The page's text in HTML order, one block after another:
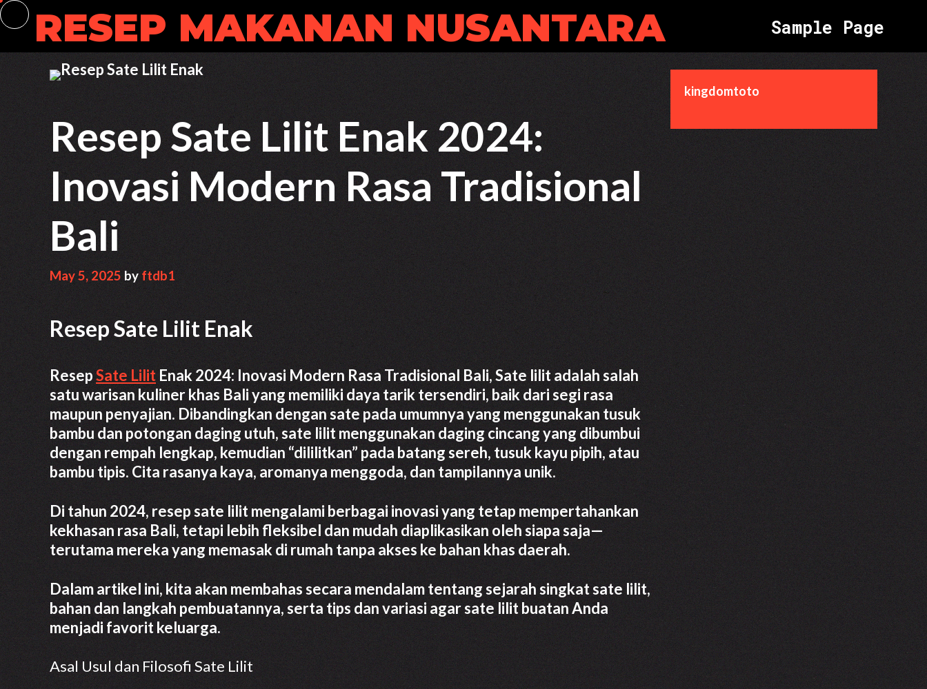
Skip
to
contentRESEP MAKANAN NUSANTARA Sample Page
Resep Sate Lilit Enak 2024:
Inovasi Modern Rasa Tradisional
Bali
May 5, 2025 by ftdb1
Resep Sate Lilit Enak
ResepSate Lilit Enak 2024: Inovasi Modern Rasa Tradisional Bali, Sate lilit adalah salah
satu warisan kuliner khas Bali yang memiliki daya tarik tersendiri, baik dari segi rasa
maupun penyajian. Dibandingkan dengan sate pada umumnya yang menggunakan tusuk
bambu dan potongan daging utuh, sate lilit menggunakan daging cincang yang dibumbui
dengan rempah lengkap, kemudian “dililitkan” pada batang sereh, tusuk kayu pipih, atau
bambu tipis. Cita rasanya kaya, aromanya menggoda, dan tampilannya unik.
Di tahun 2024, resep sate lilit mengalami berbagai inovasi yang tetap mempertahankan
kekhasan rasa Bali, tetapi lebih fleksibel dan mudah diaplikasikan oleh siapa saja—
terutama mereka yang memasak di rumah tanpa akses ke bahan khas daerah.
Dalam artikel ini, kita akan membahas secara mendalam tentang sejarah singkat sate lilit,
bahan dan langkah pembuatannya, serta tips dan variasi agar sate lilit buatan Anda
menjadi favorit keluarga.
Asal Usul dan Filosofi Sate Lilit
kingdomtoto